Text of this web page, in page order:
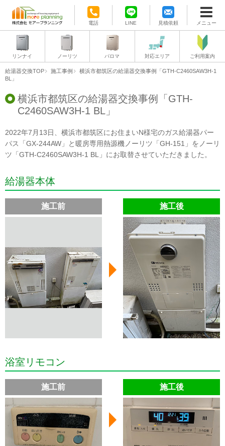
電話 LINE 見積依頼 メニュー
リンナイ ノーリツ パロマ 対応エリア ご利用案内
給湯器交換TOP 施工事例
横浜市都筑区の給湯器交換事例「GTH-C2460SAW3H-1
BL」
横浜市都筑区の給湯器交換事例「GTH-
C2460SAW3H-1 BL」
2022年7月13日、横浜市都筑区にお住まいN様宅のガス給湯器パー
パス「GX-244AW」と暖房専用熱源機ノーリツ「GH-151」をノーリ
ツ「GTH-C2460SAW3H-1 BL」にお取替させていただきました。
給湯器本体
施工前 施工後
浴室リモコン
施工前 施工後